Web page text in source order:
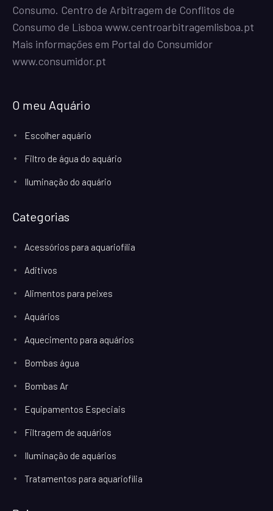
Consumo. Centro de Arbitragem de Conflitos de
Consumo de Lisboa www.centroarbitragemlisboa.pt
Mais informações em Portal do Consumidor
www.consumidor.pt
O meu Aquário
Escolher aquário
Filtro de água do aquário
Iluminação do aquário
Categorias
Acessórios para aquariofilia
Aditivos
Alimentos para peixes
Aquários
Aquecimento para aquários
Bombas água
Bombas Ar
Equipamentos Especiais
Filtragem de aquários
Iluminação de aquários
Tratamentos para aquariofilia